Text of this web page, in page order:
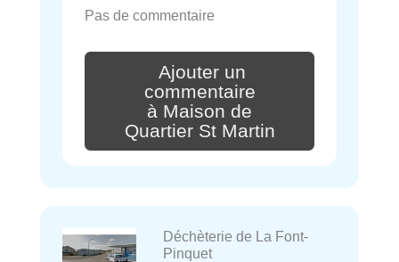
Pas de commentaire
Ajouter un
commentaire
à Maison de
Quartier St Martin
Déchèterie de La Font-
Pinquet